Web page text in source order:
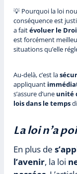
💡 Pourquoi la loi
conséquence est
a faitévoluer le
est forcément
situations qu’elle
Au-delà, c’est la
appliquant
s’assure d’une unité
lois dans le temps
La loi n’a
En plus de
l’avenir, la loi